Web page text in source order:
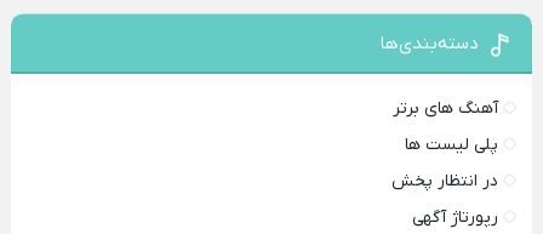
دسته‌بندی‌ها
آهنگ های برتر
پلی لیست ها
در انتظار پخش
رپورتاژ آگهی